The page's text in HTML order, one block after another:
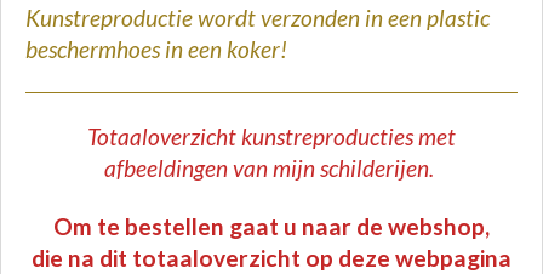
Kunstreproductie wordt verzonden in een plastic
beschermhoesin een koker!
Totaaloverzicht kunstreproducties met
afbeeldingen van mijn schilderijen.
Om te bestellen gaat u naar de webshop,
die na dit totaaloverzicht op deze webpagina